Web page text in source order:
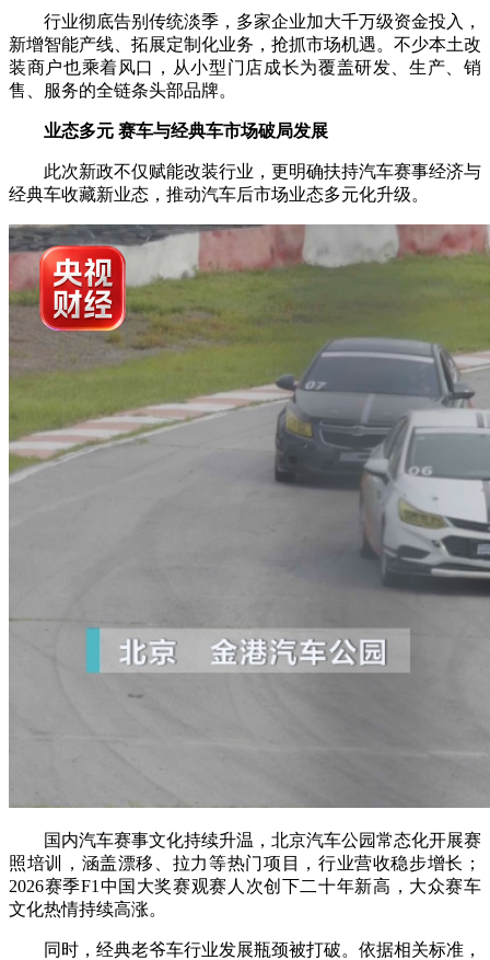
行业彻底告别传统淡季，多家企业加大千万级资金投入，
新增智能产线、拓展定制化业务，抢抓市场机遇。不少本土改
装商户也乘着风口，从小型门店成长为覆盖研发、生产、销
售、服务的全链条头部品牌。
业态多元 赛车与经典车市场破局发展
此次新政不仅赋能改装行业，更明确扶持汽车赛事经济与
经典车收藏新业态，推动汽车后市场业态多元化升级。
国内汽车赛事文化持续升温，北京汽车公园常态化开展赛
照培训，涵盖漂移、拉力等热门项目，行业营收稳步增长；
2026赛季F1中国大奖赛观赛人次创下二十年新高，大众赛车
文化热情持续高涨。
同时，经典老爷车行业发展瓶颈被打破。依据相关标准，